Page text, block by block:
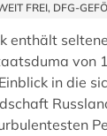
FREI, DFG-
enthält
von
in die